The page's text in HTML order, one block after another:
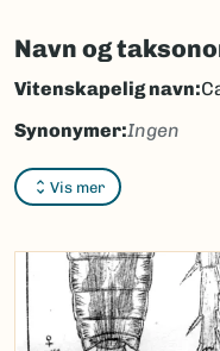
Navn og
Vis mer
Vitenskapelig navn:
Synonymer:Ingen
Bokmål:Ingen
Nynorsk:Ingen
Nordsamisk/
Vitenskapelig navn
Takson ID:138